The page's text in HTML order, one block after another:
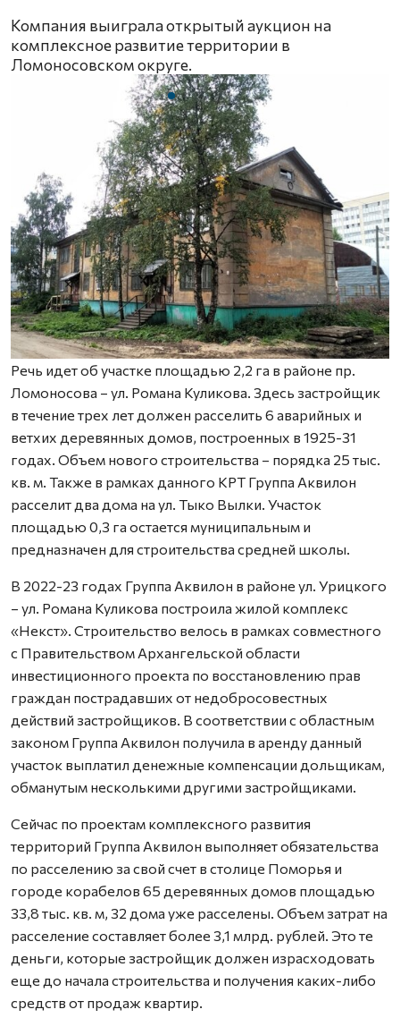
Компания выиграла открытый аукцион на
комплексное развитие территории в
Ломоносовском округе.
Речь идет об участке площадью 2,2 га в районе пр.
Ломоносова – ул. Романа Куликова. Здесь застройщик
в течение трех лет должен расселить 6 аварийных и
ветхих деревянных домов, построенных в 1925-31
годах. Объем нового строительства – порядка 25 тыс.
кв. м. Также в рамках данного КРТ Группа Аквилон
расселит два дома на ул. Тыко Вылки. Участок
площадью 0,3 га остается муниципальным и
предназначен для строительства средней школы.
В 2022-23 годах Группа Аквилон в районе ул. Урицкого
– ул. Романа Куликова построила жилой комплекс
«Некст». Строительство велось в рамках совместного
с Правительством Архангельской области
инвестиционного проекта по восстановлению прав
граждан пострадавших от недобросовестных
действий застройщиков. В соответствии с областным
законом Группа Аквилон получила в аренду данный
участок выплатил денежные компенсации дольщикам,
обманутым несколькими другими застройщиками.
Сейчас по проектам комплексного развития
территорий Группа Аквилон выполняет обязательства
по расселению за свой счет в столице Поморья и
городе корабелов 65 деревянных домов площадью
33,8 тыс. кв. м, 32 дома уже расселены. Объем затрат на
расселение составляет более 3,1 млрд. рублей. Это те
деньги, которые застройщик должен израсходовать
еще до начала строительства и получения каких-либо
средств от продаж квартир.